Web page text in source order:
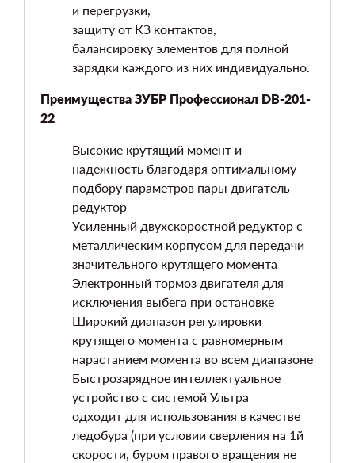
и перегрузки,
защиту от КЗ контактов,
балансировку элементов для полной
зарядки каждого из них индивидуально.
Преимущества ЗУБР Профессионал DB-201-
22
Высокие крутящий момент и
надежность благодаря оптимальному
подбору параметров пары двигатель-
редуктор
Усиленный двухскоростной редуктор с
металлическим корпусом для передачи
значительного крутящего момента
Электронный тормоз двигателя для
исключения выбега при остановке
Широкий диапазон регулировки
крутящего момента с равномерным
нарастанием момента во всем диапазоне
Быстрозарядное интеллектуальное
устройство с системой Ультра
одходит для использования в качестве
ледобура (при условии сверления на 1й
скорости, буром правого вращения не